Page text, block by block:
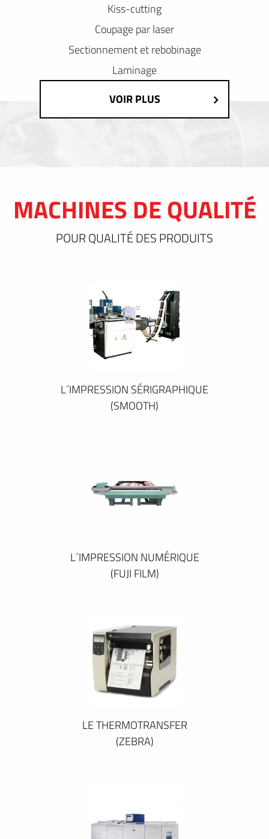
Kiss-cutting
Coupage par laser
Sectionnement et rebobinage
Laminage
VOIR PLUS
MACHINES DE QUALITÉ
POUR QUALITÉ DES PRODUITS
L´IMPRESSION SÉRIGRAPHIQUE
(SMOOTH)
L´IMPRESSION NUMÉRIQUE
(FUJI FILM)
LE THERMOTRANSFER
(ZEBRA)